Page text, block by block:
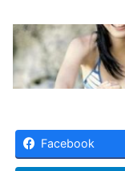
Facebook